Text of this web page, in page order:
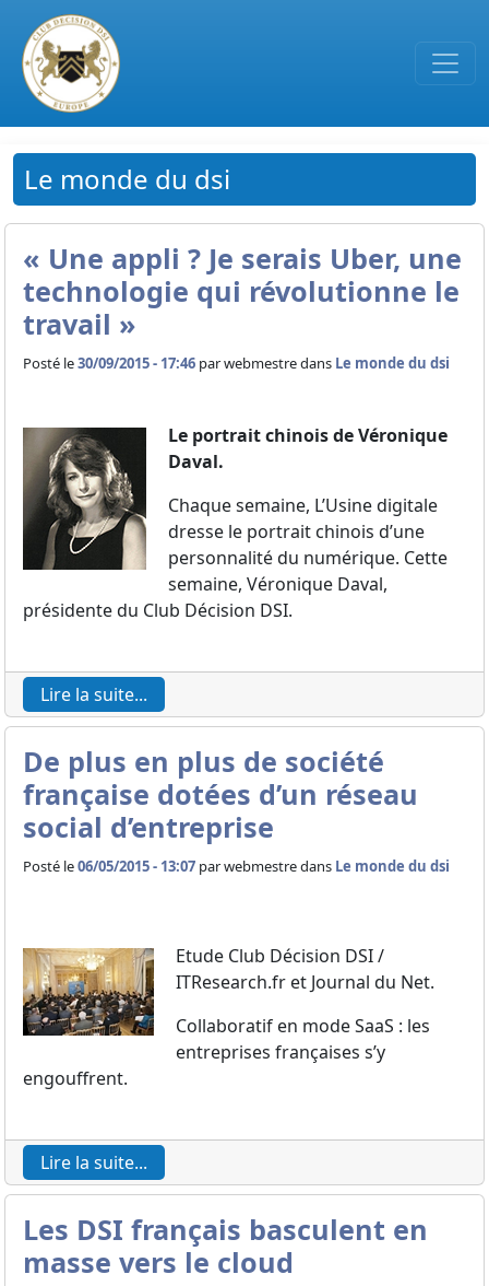
Passer au contenu principal
Le monde du dsi
« Une appli ? Je serais Uber, une
technologie qui révolutionne le
travail »
Posté le30/09/2015 - 17:46 parwebmestre dans Le monde du dsi
Le portrait chinois de Véronique
Daval.
Chaque semaine, L’Usine digitale
dresse le portrait chinois d’une
personnalité du numérique. Cette
semaine, Véronique Daval,
présidente du Club Décision DSI.
Lire la suite...
De plus en plus de société
française dotées d’un réseau
social d’entreprise
Posté le06/05/2015 - 13:07 parwebmestre dans Le monde du dsi
Etude Club Décision DSI /
ITResearch.fr et Journal du Net.
Collaboratif en mode SaaS : les
entreprises françaises s’y
engouffrent.
Lire la suite...
Les DSI français basculent en
masse vers le cloud